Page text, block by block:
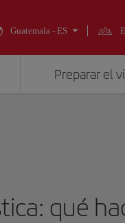
Guatemala - ES
Preparar el
qué